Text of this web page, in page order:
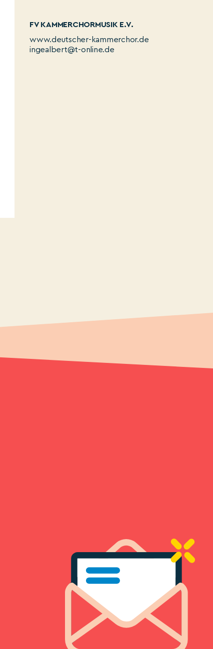
FV KAMMERCHORMUSIK E.V.
www.deutscher-kammerchor.de
ingealbert@t-online.de